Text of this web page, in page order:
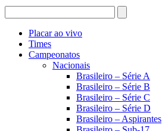
Placar ao vivo
Times
Campeonatos
Nacionais
Brasileiro – Série A
Brasileiro – Série B
Brasileiro – Série C
Brasileiro – Série D
Brasileiro – Aspirantes